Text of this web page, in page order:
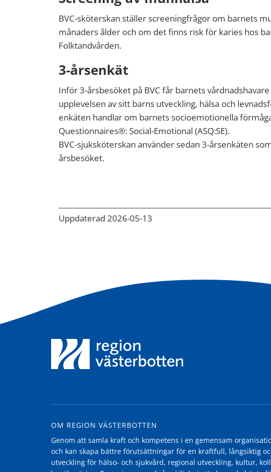
BVC-sköterskan ställer screeningfrågor om barnets
månaders ålder och om det finns risk för karies hos
Folktandvården.
3-årsenkät
Inför 3-årsbesöket på BVC får barnets
upplevelsen av sitt barns utveckling, hälsa och
enkäten handlar om barnets socioemotionella
Questionnaires®: Social-Emotional (ASQ:SE).
BVC-sjuksköterskan använder sedan 3-årsenkäten
årsbesöket.
Uppdaterad 2026-05-13
OM REGION VÄSTERBOTTEN
Genom att samla kraft och kompetens i en gemensam
och kan skapa bättre förutsättningar för en kraftfull, långsiktig
utveckling för hälso- och sjukvård, regional utveckling, kultur,